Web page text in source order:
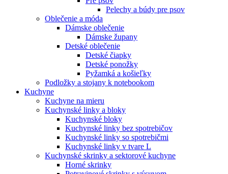
Pelechy a búdy pre psov
Oblečenie a móda
Dámske oblečenie
Dámske župany
Detské oblečenie
Detské čiapky
Detské ponožky
Pyžamká a košieľky
Podložky a stojany k notebookom
Kuchyne
Kuchyne na mieru
Kuchynské linky a bloky
Kuchynské bloky
Kuchynské linky bez spotrebičov
Kuchynské linky so spotrebičmi
Kuchynské linky v tvare L
Kuchynské skrinky a sektorové kuchyne
Horné skrinky